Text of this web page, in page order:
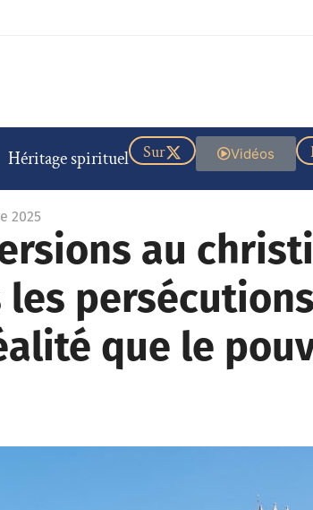
Héritage spirituel Vidéos
Sur
2025
au
que le